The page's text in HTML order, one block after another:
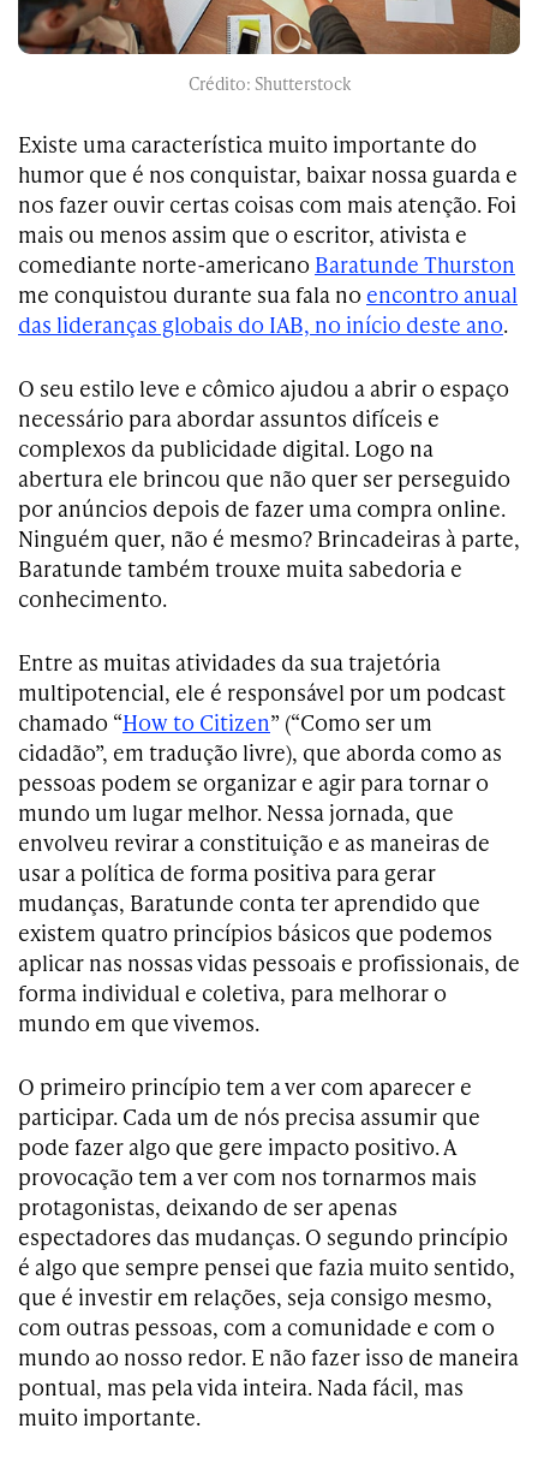
Crédito: Shutterstock
Existe uma característica muito importante do
humor que é nos conquistar, baixar nossa guarda e
nos fazer ouvir certas coisas com mais atenção. Foi
mais ou menos assim que o escritor, ativista e
comediante norte-americano Baratunde Thurston
me conquistou durante sua fala no encontro anual
das lideranças globais do IAB, no início deste ano.
O seu estilo leve e cômico ajudou a abrir o espaço
necessário para abordar assuntos difíceis e
complexos da publicidade digital. Logo na
abertura ele brincou que não quer ser perseguido
por anúncios depois de fazer uma compra online.
Ninguém quer, não é mesmo? Brincadeiras à parte,
Baratunde também trouxe muita sabedoria e
conhecimento.
Entre as muitas atividades da sua trajetória
multipotencial, ele é responsável por um podcast
chamado “How to Citizen” (“Como ser um
cidadão”, em tradução livre), que aborda como as
pessoas podem se organizar e agir para tornar o
mundo um lugar melhor. Nessa jornada, que
envolveu revirar a constituição e as maneiras de
usar a política de forma positiva para gerar
mudanças, Baratunde conta ter aprendido que
existem quatro princípios básicos que podemos
aplicar nas nossas vidas pessoais e profissionais, de
forma individual e coletiva, para melhorar o
mundo em que vivemos.
O primeiro princípio tem a ver com aparecer e
participar. Cada um de nós precisa assumir que
pode fazer algo que gere impacto positivo. A
provocação tem a ver com nos tornarmos mais
protagonistas, deixando de ser apenas
espectadores das mudanças. O segundo princípio
é algo que sempre pensei que fazia muito sentido,
que é investir em relações, seja consigo mesmo,
com outras pessoas, com a comunidade e com o
mundo ao nosso redor. E não fazer isso de maneira
pontual, mas pela vida inteira. Nada fácil, mas
muito importante.